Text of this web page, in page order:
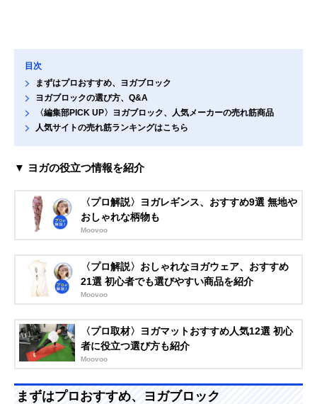
目次
まずはプロおすすめ、ヨガブロック
ヨガブロックの選び方、Q&A
〈編集部PICK UP〉ヨガブロック、人気メーカーの売れ筋商品
人気サイトの売れ筋ランキングはこちら
▼ ヨガの役立つ情報を紹介
〈プロ解説〉ヨガレギンス、おすすめ9選 無地や
おしゃれな柄物も
Moovoo
〈プロ解説〉おしゃれなヨガウェア、おすすめ
21選 初心者でも選びやすい商品を紹介
Moovoo
〈プロ取材〉ヨガマットおすすめ人気12選 初心
者に役立つ選び方も紹介
Moovoo
まずはプロおすすめ、ヨガブロック